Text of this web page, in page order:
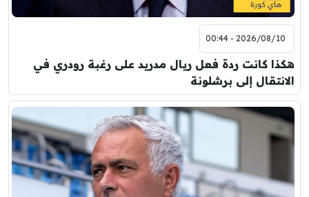
2026/08/10 - 00:44
هكذا كانت ردة فعل ريال مدريد على رغبة رودري في
الانتقال إلى برشلونة